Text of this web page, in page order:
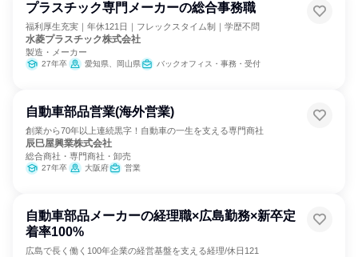
プラスチック専門メーカーの総合事務職
福利厚生充実｜年休121日｜フレックスタイム制｜学歴不問
水菱プラスチック株式会社
製造・メーカー
27年卒 愛知県、岡山県 バックオフィス・事務・受付
自動車部品営業(海外営業)
創業から70年以上連続黒字！自動車の一生を支える専門商社
辰巳屋興業株式会社
総合商社・専門商社・卸売
27年卒 大阪府 営業
自動車部品メーカーの経理職×広島勤務×新卒定
着率100%
広島で長く働く100年企業の経営基盤を支える経理/休日121